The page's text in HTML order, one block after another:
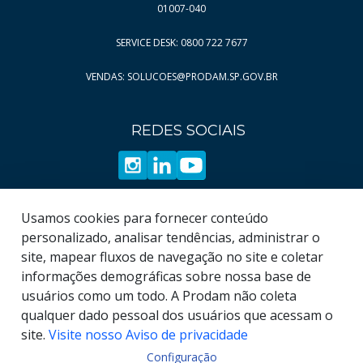
Página
19
01007-040
SERVICE DESK: 0800 722 7677
VENDAS: SOLUCOES@PRODAM.SP.GOV.BR
REDES SOCIAIS
Usamos cookies para fornecer conteúdo
personalizado, analisar tendências, administrar o
site, mapear fluxos de navegação no site e coletar
informações demográficas sobre nossa base de
usuários como um todo. A Prodam não coleta
qualquer dado pessoal dos usuários que acessam o
site. Visite nosso Aviso de privacidade
Configuração